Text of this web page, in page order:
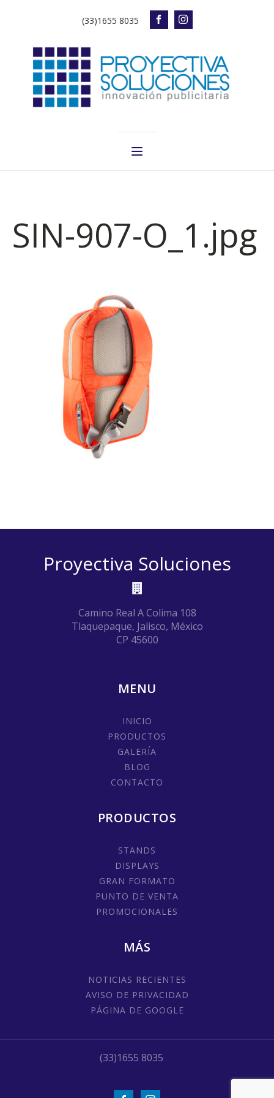
(33)1655 8035
SIN-907-O_1.jpg
Proyectiva Soluciones
Camino Real A Colima 108
Tlaquepaque, Jalisco, México
CP 45600
MENU
INICIO
PRODUCTOS
GALERÍA
BLOG
CONTACTO
PRODUCTOS
STANDS
DISPLAYS
GRAN FORMATO
PUNTO DE VENTA
PROMOCIONALES
MÁS
NOTICIAS RECIENTES
AVISO DE PRIVACIDAD
PÁGINA DE GOOGLE
(33)1655 8035